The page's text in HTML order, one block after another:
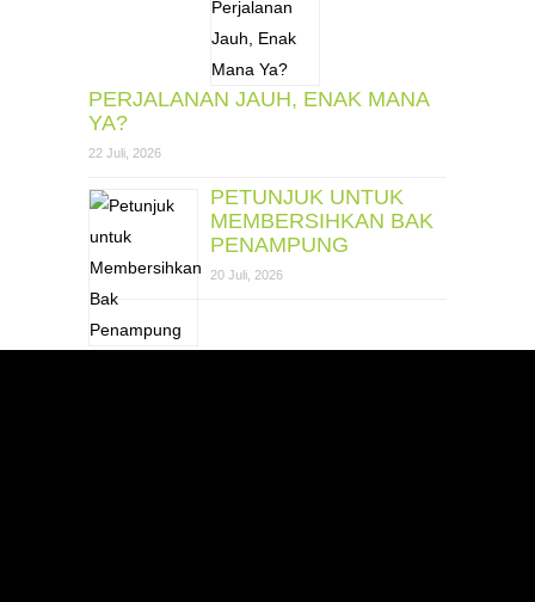
PERJALANAN JAUH, ENAK MANA
YA?
22 Juli, 2026
PETUNJUK UNTUK
MEMBERSIHKAN BAK
PENAMPUNG
20 Juli, 2026